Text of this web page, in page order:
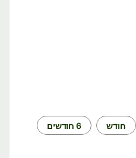
חודש 6 חודשים